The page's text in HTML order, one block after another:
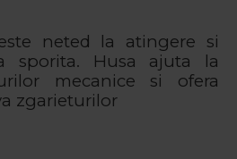
neted la atingere si
sporita. Husa ajuta la
mecanice si ofera
zgarieturilor